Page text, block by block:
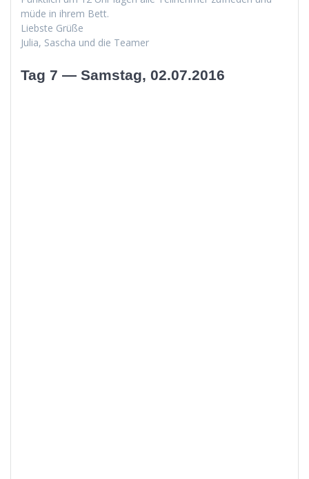
müde in ihrem Bett.
Lieb­ste Grüße
Julia, Sascha und die Teamer
Tag 7 — Samstag, 02.07.2016